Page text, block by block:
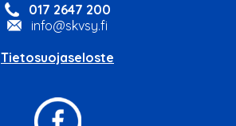
017 2647 200
info@skvsy.fi
Tietosuojaseloste